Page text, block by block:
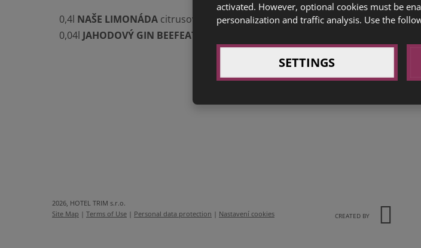
0,4l NAŠE LIMONÁDA citrusová, mátová, zázvorová, malinová 45 Kč
0,04l JAHODOVÝ GIN BEEFEATER S TONIKEM
2026, HOTEL TRIM s.r.o.
Site Map | Terms of Use | Personal data protection | Nastavení cookies CREATED BY
activated. However, optional cookies must be
personalization and traffic analysis. Use the
SETTINGS